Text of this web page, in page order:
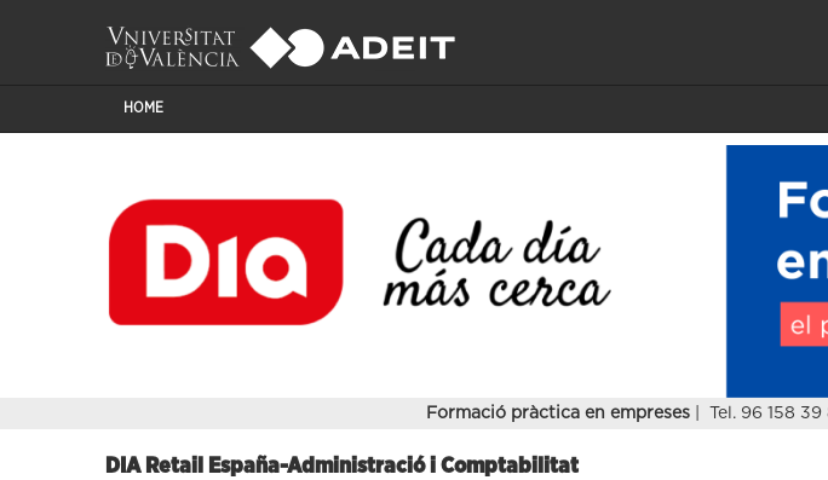
HOME
Formació pràctica en empreses | Tel. 96 158
DIA Retail España-Administració i Comptabilitat